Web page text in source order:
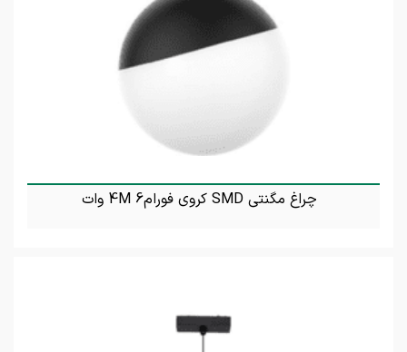
چراغ مگنتی SMD کروی فورام4M 6 وات